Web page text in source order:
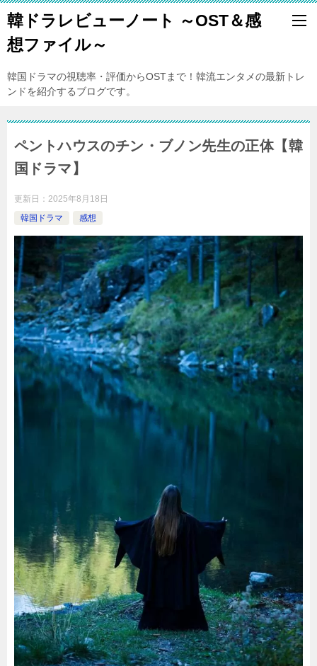
韓ドラレビューノート ～OST＆感
想ファイル～
韓国ドラマの視聴率・評価からOSTまで！韓流エンタメの最新トレ
ンドを紹介するブログです。
ペントハウスのチン・ブノン先生の正体【韓
国ドラマ】
更新日： 2025年8月18日
韓国ドラマ
感想